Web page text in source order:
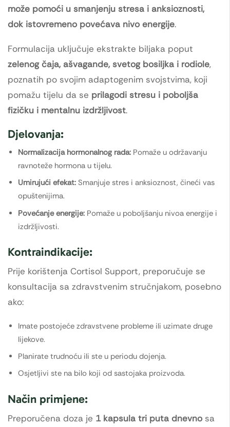
može pomoći u smanjenju stresa i anksioznosti,
dok istovremeno povećava nivo energije.
Formulacija uključuje ekstrakte biljaka poput
zelenog čaja, ašvagande, svetog bosiljka i rodiole,
poznatih po svojim adaptogenim svojstvima, koji
pomažu tijelu da se prilagodi stresu i poboljša
fizičku i mentalnu izdržljivost.
Djelovanja:
Normalizacija hormonalnog rada: Pomaže u održavanju
ravnoteže hormona u tijelu.
Umirujući efekat: Smanjuje stres i anksioznost, čineći vas
opuštenijima.
Povećanje energije: Pomaže u poboljšanju nivoa energije i
izdržljivosti.
Kontraindikacije:
Prije korištenja Cortisol Support, preporučuje se
konsultacija sa zdravstvenim stručnjakom, posebno
ako:
Imate postojeće zdravstvene probleme ili uzimate druge
lijekove.
Planirate trudnoću ili ste u periodu dojenja.
Osjetljivi ste na bilo koji od sastojaka proizvoda.
Način primjene:
Preporučena doza je 1 kapsula tri puta dnevno sa